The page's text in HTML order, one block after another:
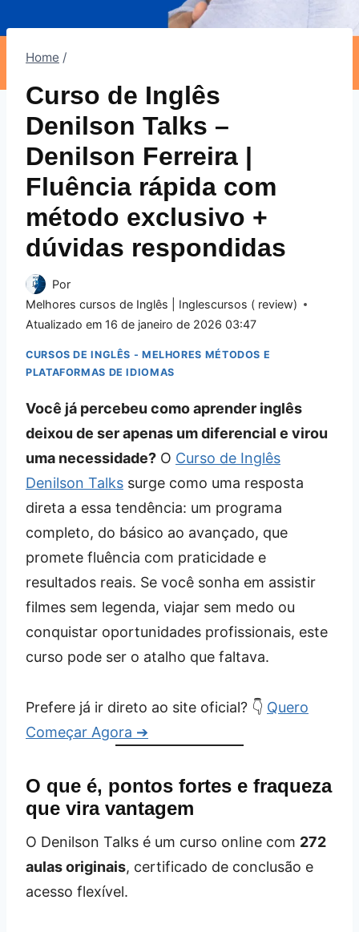
Home /
Curso de Inglês
Denilson Talks –
Denilson Ferreira |
Fluência rápida com
método exclusivo +
dúvidas respondidas
Por
Melhores cursos de Inglês | Inglescursos ( review)
Atualizado em 16 de janeiro de 2026 03:47
CURSOS DE INGLÊS - MELHORES MÉTODOS E
PLATAFORMAS DE IDIOMAS
Você já percebeu como aprender inglês
deixou de ser apenas um diferencial e virou
uma necessidade? O Curso de Inglês
Denilson Talks surge como uma resposta
direta a essa tendência: um programa
completo, do básico ao avançado, que
promete fluência com praticidade e
resultados reais. Se você sonha em assistir
filmes sem legenda, viajar sem medo ou
conquistar oportunidades profissionais, este
curso pode ser o atalho que faltava.
Prefere já ir direto ao site oficial? 👇 Quero
Começar Agora ➔
O que é, pontos fortes e fraqueza
que vira vantagem
O Denilson Talks é um curso online com 272
aulas originais, certificado de conclusão e
acesso flexível.